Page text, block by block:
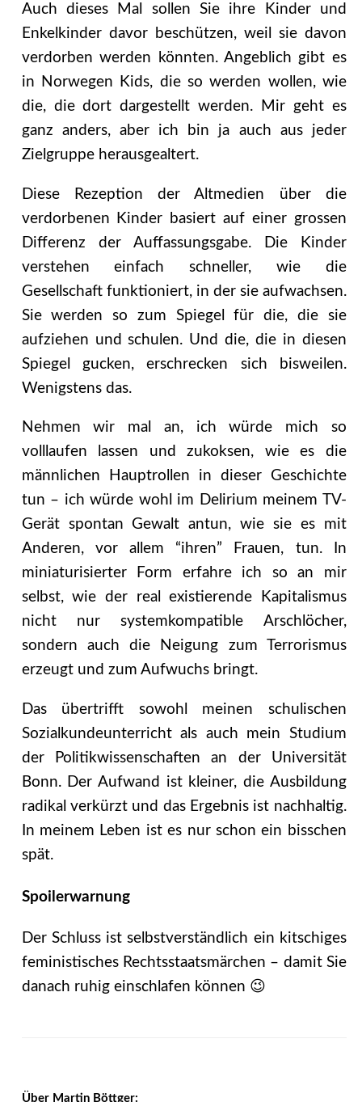
Auch dieses Mal sollen Sie ihre Kinder und
Enkelkinder davor beschützen, weil sie davon
verdorben werden könnten. Angeblich gibt es
in Norwegen Kids, die so werden wollen, wie
die, die dort dargestellt werden. Mir geht es
ganz anders, aber ich bin ja auch aus jeder
Zielgruppe herausgealtert.
Diese Rezeption der Altmedien über die
verdorbenen Kinder basiert auf einer grossen
Differenz der Auffassungsgabe. Die Kinder
verstehen einfach schneller, wie die
Gesellschaft funktioniert, in der sie aufwachsen.
Sie werden so zum Spiegel für die, die sie
aufziehen und schulen. Und die, die in diesen
Spiegel gucken, erschrecken sich bisweilen.
Wenigstens das.
Nehmen wir mal an, ich würde mich so
volllaufen lassen und zukoksen, wie es die
männlichen Hauptrollen in dieser Geschichte
tun – ich würde wohl im Delirium meinem TV-
Gerät spontan Gewalt antun, wie sie es mit
Anderen, vor allem “ihren” Frauen, tun. In
miniaturisierter Form erfahre ich so an mir
selbst, wie der real existierende Kapitalismus
nicht nur systemkompatible Arschlöcher,
sondern auch die Neigung zum Terrorismus
erzeugt und zum Aufwuchs bringt.
Das übertrifft sowohl meinen schulischen
Sozialkundeunterricht als auch mein Studium
der Politikwissenschaften an der Universität
Bonn. Der Aufwand ist kleiner, die Ausbildung
radikal verkürzt und das Ergebnis ist nachhaltig.
In meinem Leben ist es nur schon ein bisschen
spät.
Spoilerwarnung
Der Schluss ist selbstverständlich ein kitschiges
feministisches Rechtsstaatsmärchen – damit Sie
danach ruhig einschlafen können 😉
Über Martin Böttger: